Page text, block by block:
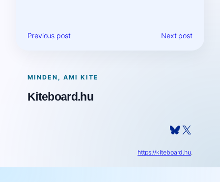
Previous post Next post
MINDEN, AMI KITE
Kiteboard.hu
Bluesky X
https://kiteboard.hu.